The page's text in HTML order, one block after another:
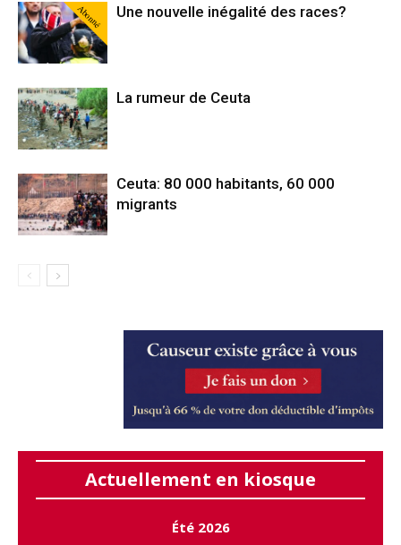
Abonné Une nouvelle inégalité des races?
La rumeur de Ceuta
Ceuta: 80 000 habitants, 60 000
migrants
Actuellement en kiosque
Été 2026